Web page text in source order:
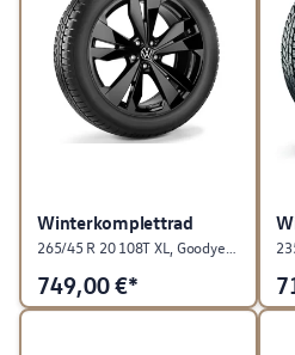
Winterkomplettrad
749,00€*